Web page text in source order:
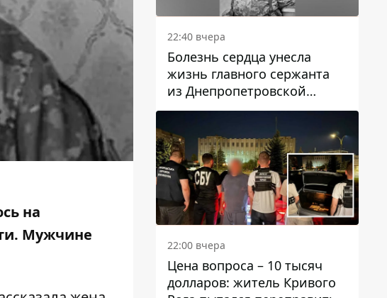
на
Мужчине
22:40 вчера
Болезнь сердца унесла
жизнь главного сержанта
из Днепропетровской
области Юрия Свистуна
22:00 вчера
Цена вопроса – 10 тысяч
долларов: житель Кривого